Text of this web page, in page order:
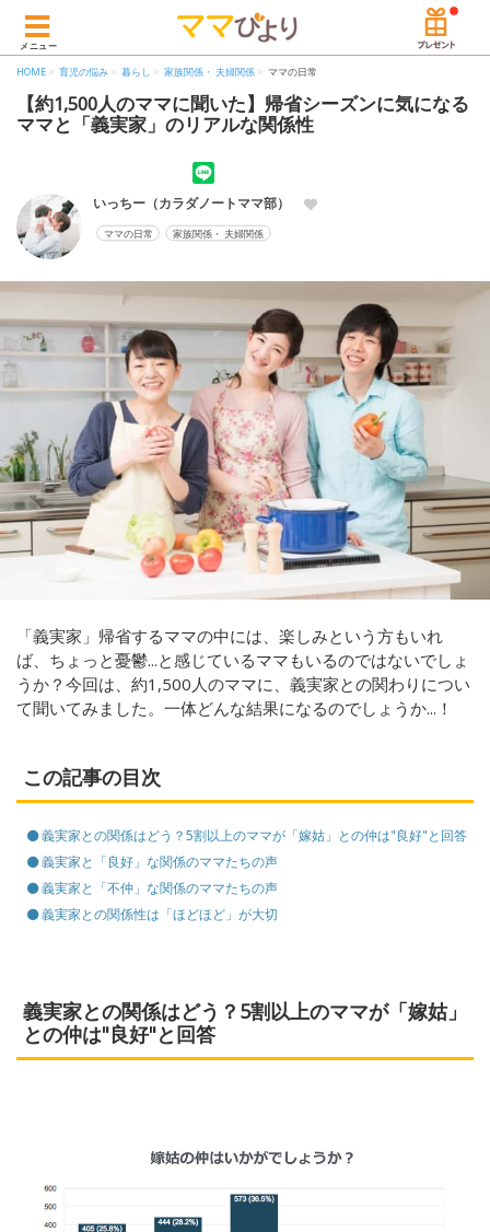
メニュー
HOME 育児の悩み 暮らし 家族関係・ 夫婦関係 ママの日常
【約1,500人のママに聞いた】帰省シーズンに気になる
ママと「義実家」のリアルな関係性
いっちー（カラダノートママ部）
ママの日常 家族関係・ 夫婦関係
「義実家」帰省するママの中には、楽しみという方もいれ
ば、ちょっと憂鬱...と感じているママもいるのではないでしょ
うか？今回は、約1,500人のママに、義実家との関わりについ
て聞いてみました。一体どんな結果になるのでしょうか...！
この記事の目次
義実家との関係はどう？5割以上のママが「嫁姑」との仲は"良好"と回答
義実家と「良好」な関係のママたちの声
義実家と「不仲」な関係のママたちの声
義実家との関係性は「ほどほど」が大切
義実家との関係はどう？5割以上のママが「嫁姑」
との仲は"良好"と回答